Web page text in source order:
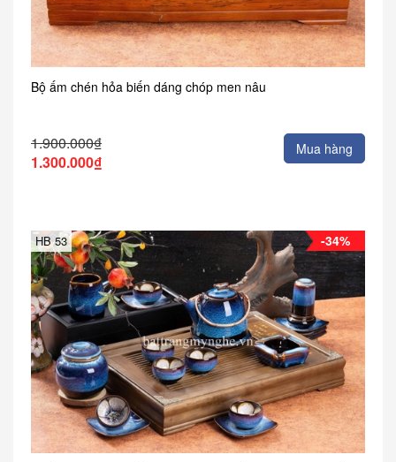
Bộ ấm chén hỏa biến dáng chóp men nâu
1.900.000₫
1.300.000₫
Mua hàng
-34%
HB 53